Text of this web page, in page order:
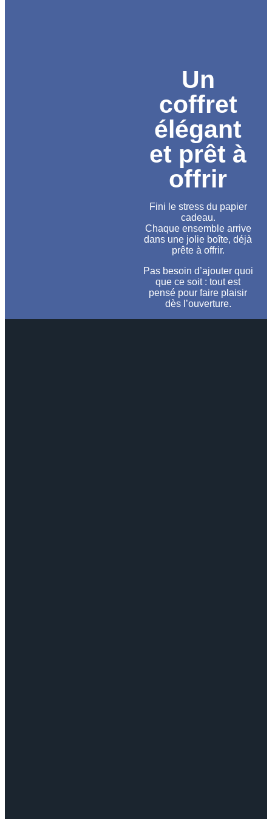
Un
coffret
élégant
et prêt à
offrir
Fini le stress du papier
cadeau.
Chaque ensemble arrive
dans une jolie boîte, déjà
prête à offrir.
Pas besoin d’ajouter quoi
que ce soit : tout est
pensé pour faire plaisir
dès l’ouverture.